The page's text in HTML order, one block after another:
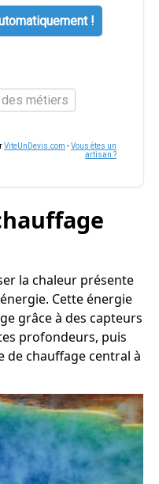
!
métiers
ViteUnDevis.com -Vous êtes un
artisan ?
la chaleur présente
Cette énergie
grâce à des capteurs
profondeurs, puis
de chauffage central à